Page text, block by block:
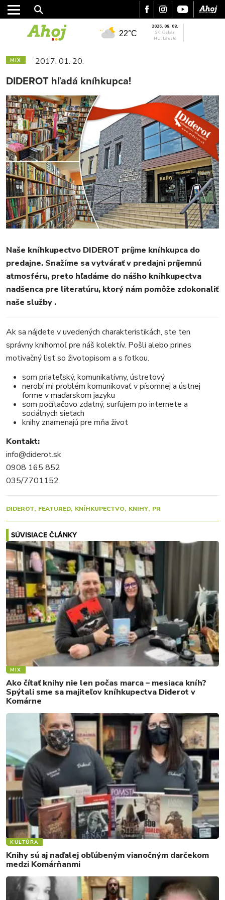
MESTO
REGIÓN
ŠPORT
KULTÚRA
VIDEO
MIX
22°C
2026. 08. 08.
SK: Oskár
HU: László
MIX 2017. 01. 20.
DIDEROT hľadá kníhkupca!
Naše kníhkupectvo DIDEROT príjme kníhkupca do
predajne. Snažíme sa vytvárať v predajni príjemnú
atmosféru, preto hľadáme do nášho kníhkupectva
nadšenca pre literatúru, ktorý nám pomôže zdokonaliť
naše služby .
Ak sa nájdete v uvedených charakteristikách, ste ten
správny knihomoľ pre náš kolektív. Pošli alebo prines
motivačný list so životopisom a s fotkou.
som priateľský, komunikatívny, ústretový
nerobí mi problém komunikovať v písomnej a ústnej
forme v maďarskom jazyku
som počítačovo zdatný, surfujem po internete a
sociálnych sieťach
knihy znamenajú pre mňa život
Kontakt:
info@diderot.sk
0908 165 852
035/7701152
DIDEROT FEATURED KNÍHKUPECTVO KNIHY PR
SÚVISIACE ČLÁNKY
MIX
Ako čítať knihy nie len počas marca – mesiaca kníh?
Spýtali sme sa majiteľov kníhkupectva Diderot v
Komárne
KULTÚRA
Knihy sú aj naďalej obľúbeným vianočným darčekom
medzi Komárňanmi